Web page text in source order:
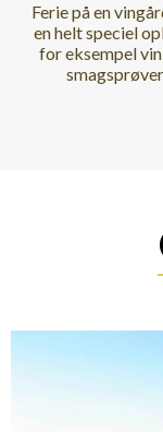
Ferie på en
en helt speciel
for eksempel